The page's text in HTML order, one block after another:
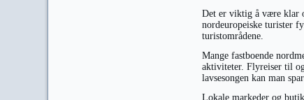
Det er viktig å være klar
nordeuropeiske turister
turistområdene.
Mange fastboende
aktiviteter. Flyreiser til
lavsesongen kan man
Lokale markeder og